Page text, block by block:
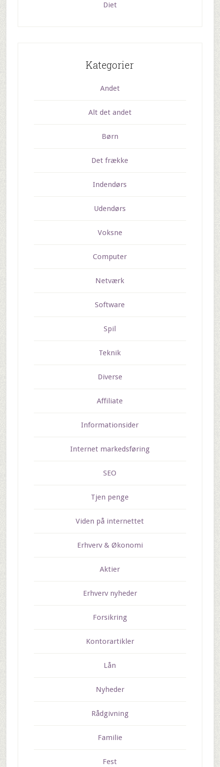
Diet
Kategorier
Andet
Alt det andet
Børn
Det frække
Indendørs
Udendørs
Voksne
Computer
Netværk
Software
Spil
Teknik
Diverse
Affiliate
Informationsider
Internet markedsføring
SEO
Tjen penge
Viden på internettet
Erhverv & Økonomi
Aktier
Erhverv nyheder
Forsikring
Kontorartikler
Lån
Nyheder
Rådgivning
Familie
Fest